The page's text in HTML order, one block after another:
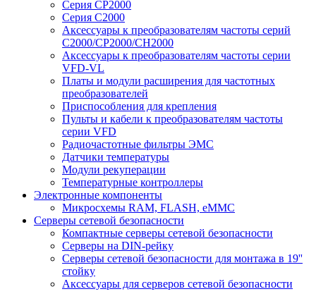
Серия CP2000
Серия C2000
Аксессуары к преобразователям частоты серий
С2000/CP2000/CH2000
Аксессуары к преобразователям частоты серии
VFD-VL
Платы и модули расширения для частотных
преобразователей
Приспособления для крепления
Пульты и кабели к преобразователям частоты
серии VFD
Радиочастотные фильтры ЭМС
Датчики температуры
Модули рекуперации
Температурные контроллеры
Электронные компоненты
Микросхемы RAM, FLASH, eMMC
Серверы сетевой безопасности
Компактные серверы сетевой безопасности
Серверы на DIN-рейку
Серверы сетевой безопасности для монтажа в 19''
стойку
Аксессуары для серверов сетевой безопасности